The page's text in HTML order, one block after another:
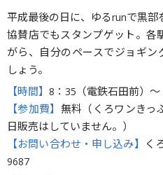
平成最後の日に、ゆるrunで黒部
協賛店でもスタンプゲット。
がら、自分のペースでジョギ
しょう。
【時間】 8：35（電鉄石田前）
【参加費】 無料（くろワンきっ
日販売はしていません。）
【お問い合わせ・申し込み】 く
9687